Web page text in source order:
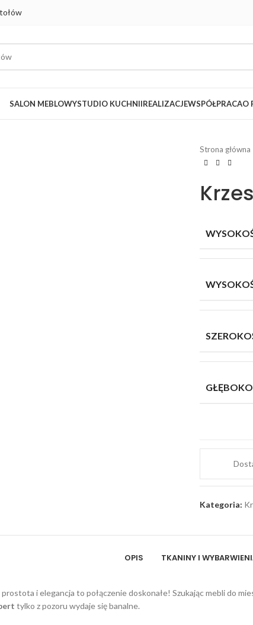
SALON MEBLOWYSTUDIO KUCHNIIREALIZACJEWSPÓŁPRACAO
Strona główna
Kategoria:
OPIS TKANINY I
i elegancja to połączenie doskonałe! Szukając mebli do
tylko z pozoru wydaje się banalne.